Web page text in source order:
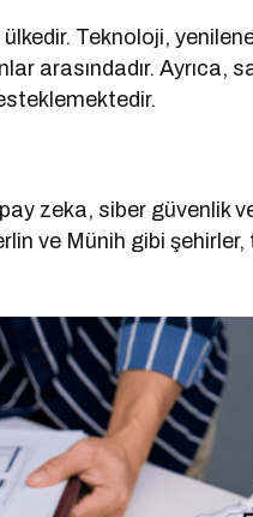
Teknoloji,
arasındadır.
zeka, siber güvenlik
ve Münih gibi